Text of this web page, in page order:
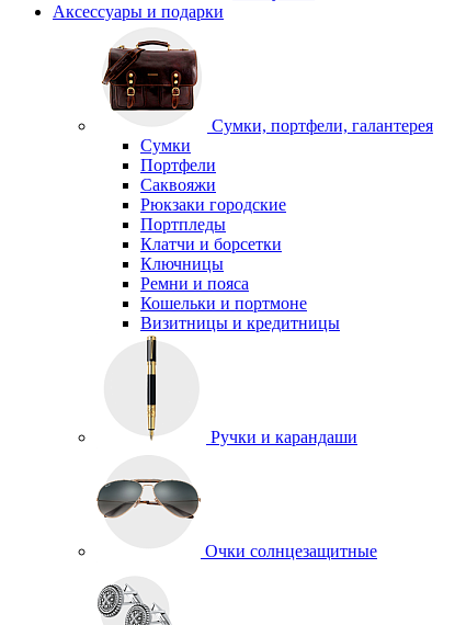
Аксессуары и подарки
Сумки, портфели, галантерея
Сумки
Портфели
Саквояжи
Рюкзаки городские
Портпледы
Клатчи и борсетки
Ключницы
Ремни и пояса
Кошельки и портмоне
Визитницы и кредитницы
Ручки и карандаши
Очки солнцезащитные